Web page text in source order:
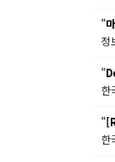
"
정
"
한
"
한